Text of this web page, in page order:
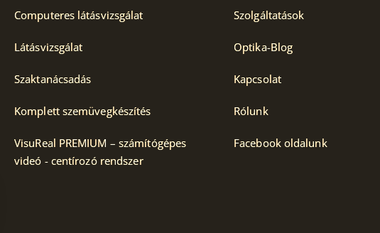
Computeres látásvizsgálat
Látásvizsgálat
Szaktanácsadás
Komplett szemüvegkészítés
VisuReal PREMIUM – számítógépes
videó - centírozó rendszer
Szolgáltatások
Optika-Blog
Kapcsolat
Rólunk
Facebook oldalunk